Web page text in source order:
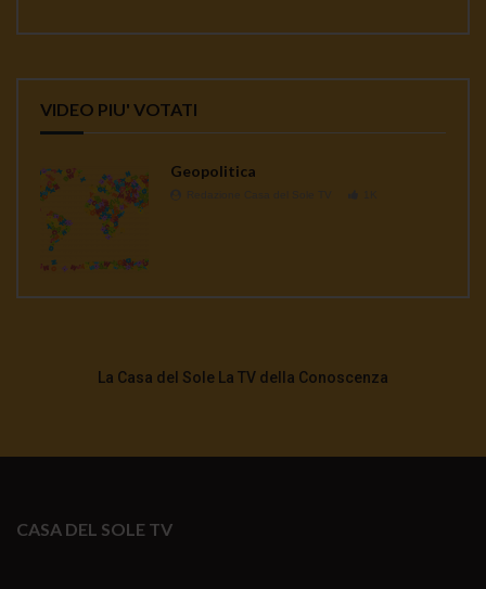
VIDEO PIU' VOTATI
Geopolitica
La Casa del Sole La TV della Conoscenza
CASA DEL SOLE TV